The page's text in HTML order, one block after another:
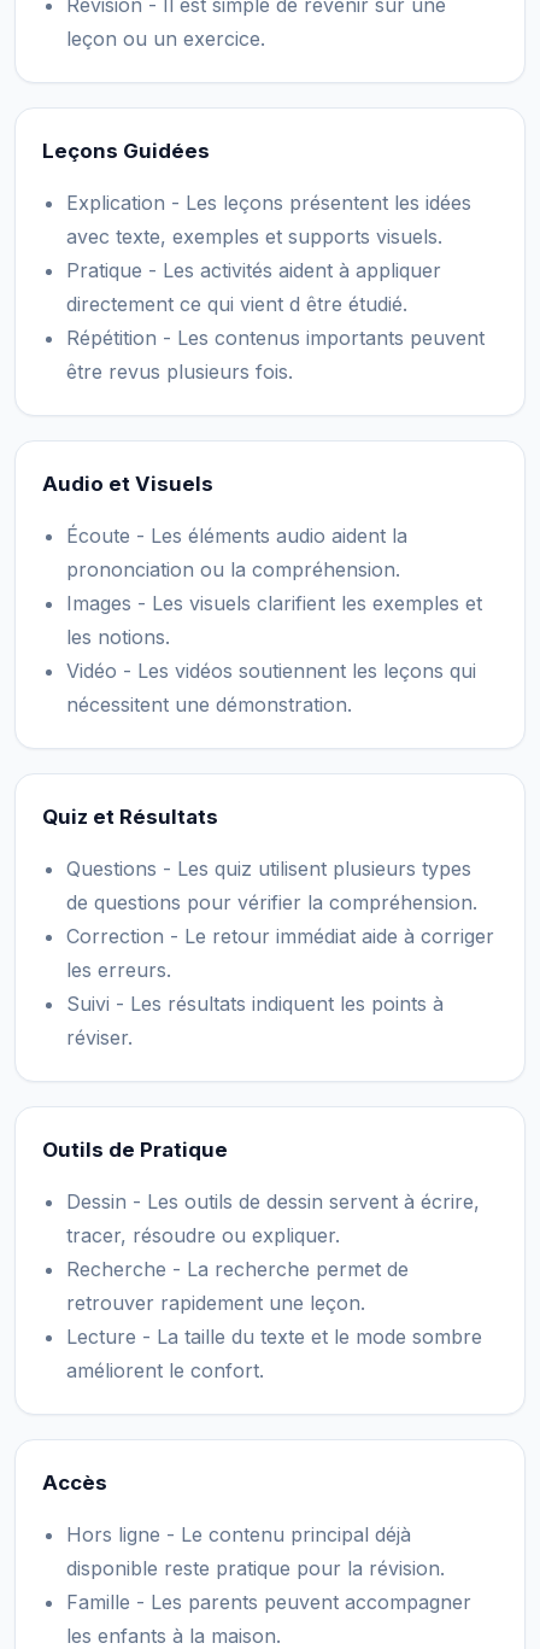
Révision - Il est simple de revenir sur une
leçon ou un exercice.
Leçons Guidées
Explication - Les leçons présentent les idées
avec texte, exemples et supports visuels.
Pratique - Les activités aident à appliquer
directement ce qui vient d être étudié.
Répétition - Les contenus importants peuvent
être revus plusieurs fois.
Audio et Visuels
Écoute - Les éléments audio aident la
prononciation ou la compréhension.
Images - Les visuels clarifient les exemples et
les notions.
Vidéo - Les vidéos soutiennent les leçons qui
nécessitent une démonstration.
Quiz et Résultats
Questions - Les quiz utilisent plusieurs types
de questions pour vérifier la compréhension.
Correction - Le retour immédiat aide à corriger
les erreurs.
Suivi - Les résultats indiquent les points à
réviser.
Outils de Pratique
Dessin - Les outils de dessin servent à écrire,
tracer, résoudre ou expliquer.
Recherche - La recherche permet de
retrouver rapidement une leçon.
Lecture - La taille du texte et le mode sombre
améliorent le confort.
Accès
Hors ligne - Le contenu principal déjà
disponible reste pratique pour la révision.
Famille - Les parents peuvent accompagner
les enfants à la maison.